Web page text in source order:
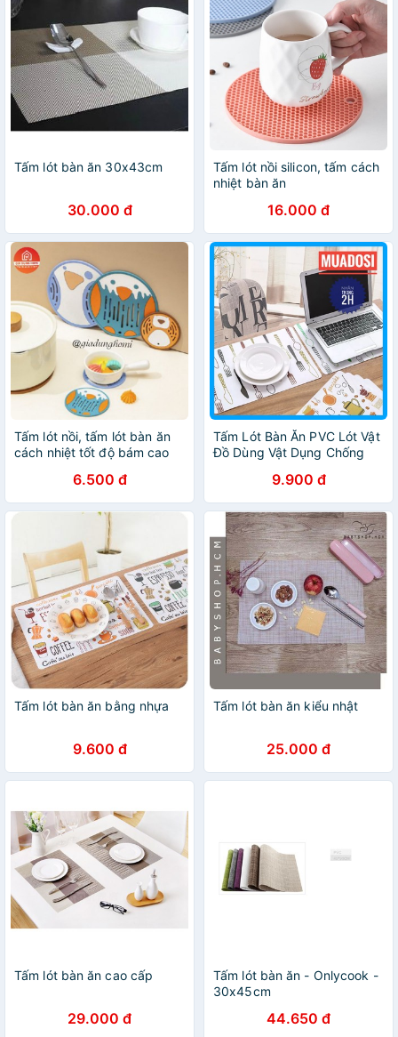
Tấm lót bàn ăn 30x43cm
30.000 đ
Tấm lót nồi silicon, tấm cách
nhiệt bàn ăn
16.000 đ
Tấm lót nồi, tấm lót bàn ăn
cách nhiệt tốt độ bám cao
6.500 đ
Tấm Lót Bàn Ăn PVC Lót Vật
Đồ Dùng Vật Dụng Chống
9.900 đ
Tấm lót bàn ăn bằng nhựa
9.600 đ
Tấm lót bàn ăn kiểu nhật
25.000 đ
Tấm lót bàn ăn cao cấp
29.000 đ
Tấm lót bàn ăn - Onlycook -
30x45cm
44.650 đ